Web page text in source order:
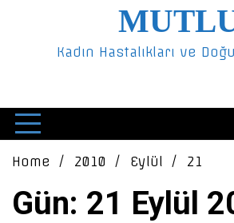
Kadın Hastalıkları ve
Home 2010 Eylül 21
Gün: 21 Eylül